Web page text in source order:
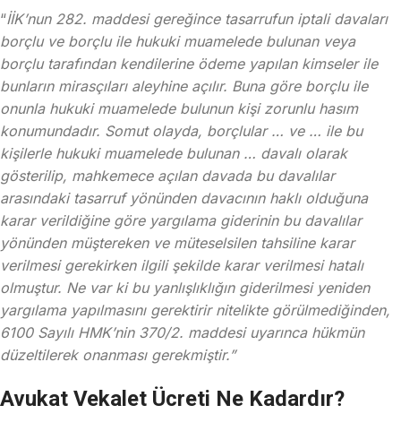
“İİK’nun 282. maddesi gereğince tasarrufun iptali davaları
borçlu ve borçlu ile hukuki muamelede bulunan veya
borçlu tarafından kendilerine ödeme yapılan kimseler ile
bunların mirasçıları aleyhine açılır. Buna göre borçlu ile
onunla hukuki muamelede bulunun kişi zorunlu hasım
konumundadır. Somut olayda, borçlular … ve … ile bu
kişilerle hukuki muamelede bulunan … davalı olarak
gösterilip, mahkemece açılan davada bu davalılar
arasındaki tasarruf yönünden davacının haklı olduğuna
karar verildiğine göre yargılama giderinin bu davalılar
yönünden müştereken ve müteselsilen tahsiline karar
verilmesi gerekirken ilgili şekilde karar verilmesi hatalı
olmuştur. Ne var ki bu yanlışlıklığın giderilmesi yeniden
yargılama yapılmasını gerektirir nitelikte görülmediğinden,
6100 Sayılı HMK’nin 370/2. maddesi uyarınca hükmün
düzeltilerek onanması gerekmiştir.”
Avukat Vekalet Ücreti Ne Kadardır?